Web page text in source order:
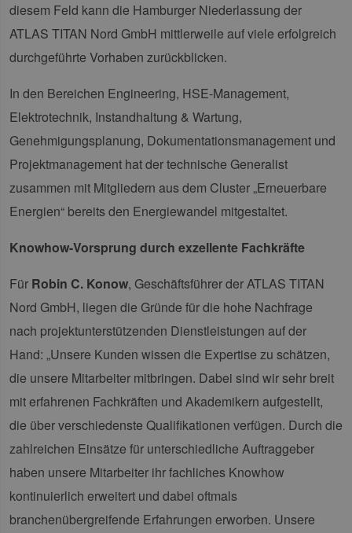
diesem Feld kann die Hamburger Niederlassung der
ATLAS TITAN Nord GmbH mittlerweile auf viele erfolgreich
durchgeführte Vorhaben zurückblicken.
In den Bereichen Engineering, HSE-Management,
Elektrotechnik, Instandhaltung & Wartung,
Genehmigungsplanung, Dokumentationsmanagement und
Projektmanagement hat der technische Generalist
zusammen mit Mitgliedern aus dem Cluster „Erneuerbare
Energien“ bereits den Energiewandel mitgestaltet.
Knowhow-Vorsprung durch exzellente Fachkräfte
Für Robin C. Konow, Geschäftsführer der ATLAS TITAN
Nord GmbH, liegen die Gründe für die hohe Nachfrage
nach projektunterstützenden Dienstleistungen auf der
Hand: „Unsere Kunden wissen die Expertise zu schätzen,
die unsere Mitarbeiter mitbringen. Dabei sind wir sehr breit
mit erfahrenen Fachkräften und Akademikern aufgestellt,
die über verschiedenste Qualifikationen verfügen. Durch die
zahlreichen Einsätze für unterschiedliche Auftraggeber
haben unsere Mitarbeiter ihr fachliches Knowhow
kontinuierlich erweitert und dabei oftmals
branchenübergreifende Erfahrungen erworben. Unsere